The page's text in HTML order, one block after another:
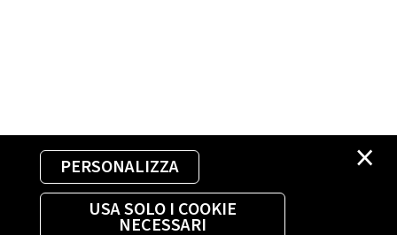
×
PERSONALIZZA
USA SOLO I COOKIE
NECESSARI